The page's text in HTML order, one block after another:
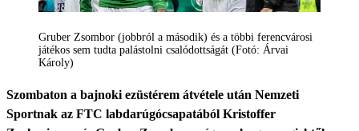
Gruber Zsombor (jobbról a második) és a többi ferencvárosi
játékos sem tudta palástolni csalódottságát (Fotó: Árvai
Károly)
Szombaton a bajnoki ezüstérem átvétele után Nemzeti
Sportnak az FTC labdarúgócsapatából Kristoffer